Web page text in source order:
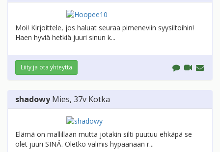
Moi! Kirjoittele, jos haluat seuraa pimeneviin syysiltoihin!
Haen hyviä hetkiä juuri sinun k...
Liity ja ota yhteyttä
shadowy Mies, 37v Kotka
Elämä on mallillaan mutta jotakin silti puutuu ehkäpä se
olet juuri SINÄ. Oletko valmis hypäänään r...